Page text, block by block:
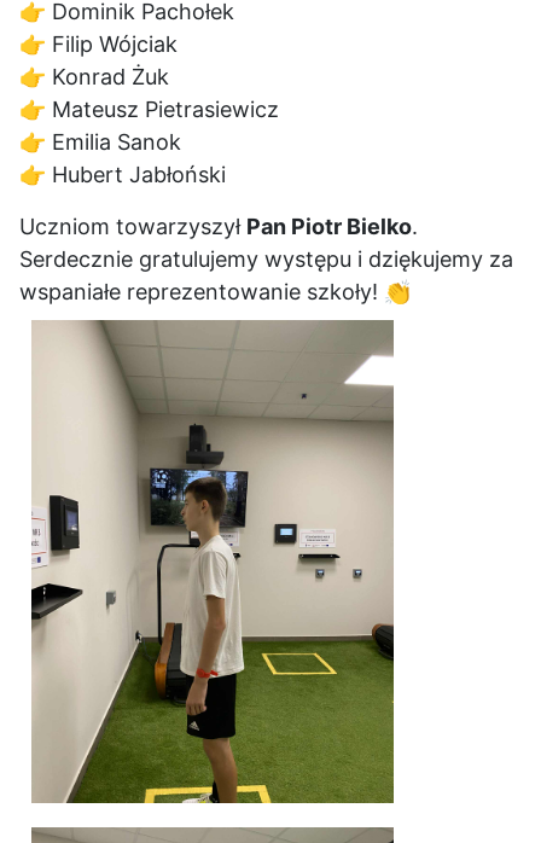
👉 Dominik Pachołek
👉 Filip Wójciak
👉 Konrad Żuk
👉 Mateusz Pietrasiewicz
👉 Emilia Sanok
👉 Hubert Jabłoński
Uczniom towarzyszył Pan Piotr Bielko.
Serdecznie gratulujemy występu i dziękujemy za
wspaniałe reprezentowanie szkoły! 👏